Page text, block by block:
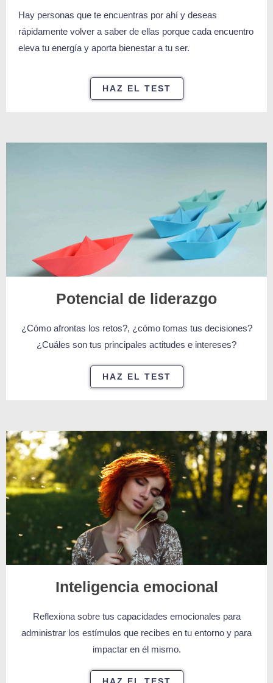
Hay personas que te encuentras por ahí y deseas
rápidamente volver a saber de ellas porque cada encuentro
eleva tu energía y aporta bienestar a tu ser.
HAZ EL TEST
Potencial de liderazgo
¿Cómo afrontas los retos?, ¿cómo tomas tus decisiones?
¿Cuáles son tus principales actitudes e intereses?
HAZ EL TEST
Inteligencia emocional
Reflexiona sobre tus capacidades emocionales para
administrar los estímulos que recibes en tu entorno y para
impactar en él mismo.